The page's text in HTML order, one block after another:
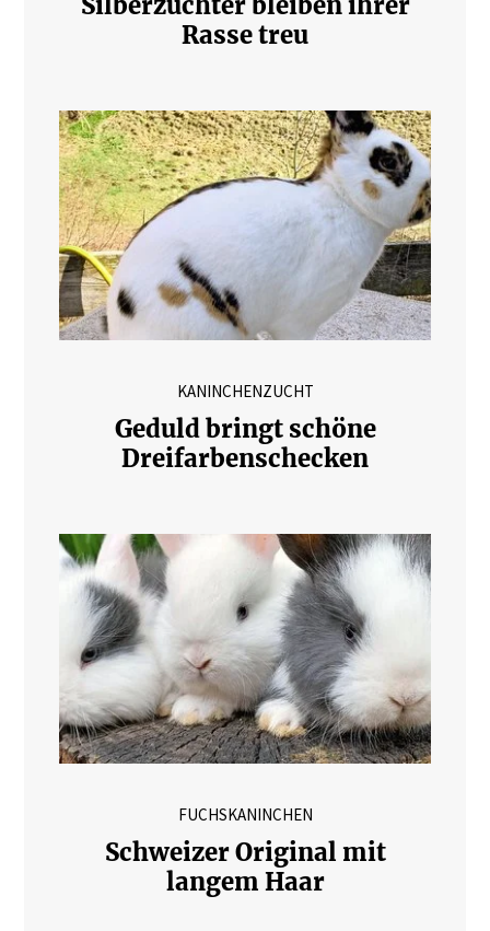
Rasse treu
KANINCHENZUCHT
Geduld bringt schöne
Dreifarbenschecken
FUCHSKANINCHEN
Schweizer Original mit
langem Haar